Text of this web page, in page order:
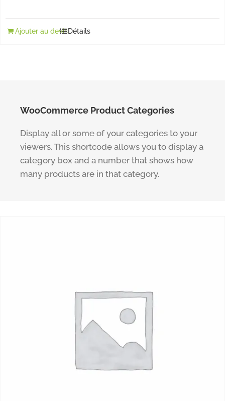
Ajouter au devisDétails
WooCommerce Product Categories
Display all or some of your categories to your
viewers. This shortcode allows you to display a
category box and a number that shows how
many products are in that category.